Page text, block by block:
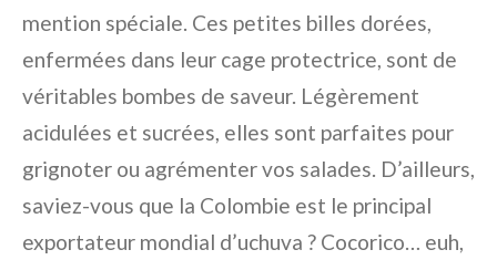
mention spéciale. Ces petites billes dorées,
enfermées dans leur cage protectrice, sont de
véritables bombes de saveur. Légèrement
acidulées et sucrées, elles sont parfaites pour
grignoter ou agrémenter vos salades. D’ailleurs,
saviez-vous que la Colombie est le principal
exportateur mondial d’uchuva ? Cocorico… euh,